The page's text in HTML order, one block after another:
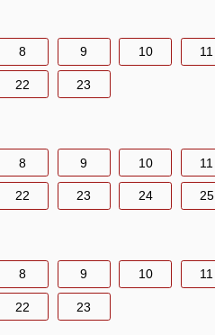
8 9 10 11
22 23
8 9 10 11
22 23 24 25
8 9 10 11
22 23